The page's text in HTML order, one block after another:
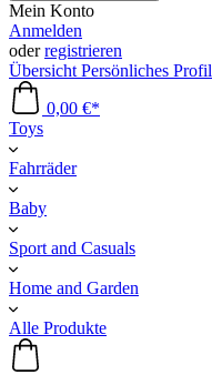
Mein Konto
Anmelden
oderregistrieren
Übersicht Persönliches Profil
0,00 €*
Toys
Fahrräder
Baby
Sport and Casuals
Home and Garden
Alle Produkte